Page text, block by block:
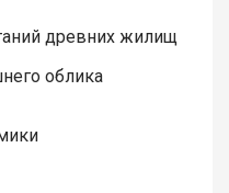
древних жилищ
облика